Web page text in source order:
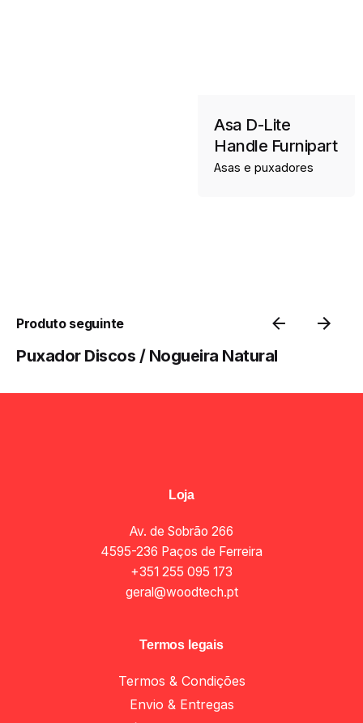
Asa D-Lite
Handle Furnipart
Asas e puxadores
Produto seguinte
Puxador Discos / Nogueira Natural
Loja
Av. de Sobrão 266
4595-236 Paços de Ferreira
+351 255 095 173
geral@woodtech.pt
Termos legais
Termos & Condições
Envio & Entregas